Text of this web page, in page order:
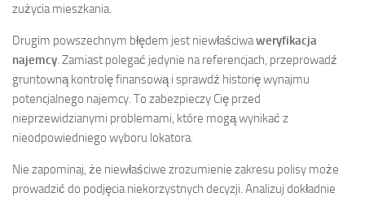
zużycia mieszkania.
Drugim powszechnym błędem jest niewłaściwaweryfikacja
najemcy. Zamiast polegać jedynie na referencjach, przeprowadź
gruntowną kontrolę finansową i sprawdź historię wynajmu
potencjalnego najemcy. To zabezpieczy Cię przed
nieprzewidzianymi problemami, które mogą wynikać z
nieodpowiedniego wyboru lokatora.
Nie zapominaj, że niewłaściwe zrozumienie zakresu polisy może
prowadzić do podjęcia niekorzystnych decyzji. Analizuj dokładnie